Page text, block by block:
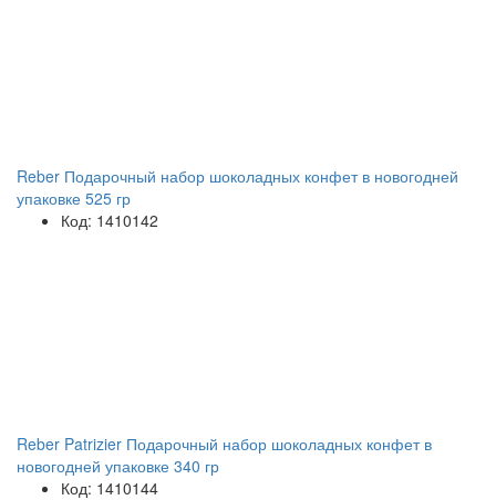
Reber Подарочный набор шоколадных конфет в новогодней
упаковке 525 гр
Код: 1410142
Reber Patrizier Подарочный набор шоколадных конфет в
новогодней упаковке 340 гр
Код: 1410144